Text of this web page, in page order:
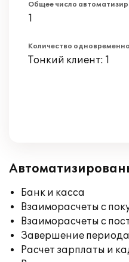
Общее число
1
Количество
Тонкий клиент: 1
Банк и касса
Взаиморасчеты с
Взаиморасчеты с
Завершение периода
Расчет зарплаты и